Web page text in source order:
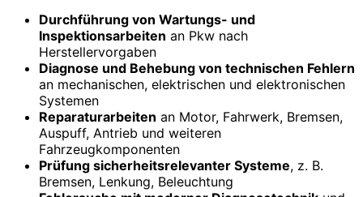
Durchführung von Wartungs- und
Inspektionsarbeiten an Pkw nach
Herstellervorgaben
Diagnose und Behebung von technischen Fehlern
an mechanischen, elektrischen und elektronischen
Systemen
Reparaturarbeiten an Motor, Fahrwerk, Bremsen,
Auspuff, Antrieb und weiteren
Fahrzeugkomponenten
Prüfung sicherheitsrelevanter Systeme, z. B.
Bremsen, Lenkung, Beleuchtung